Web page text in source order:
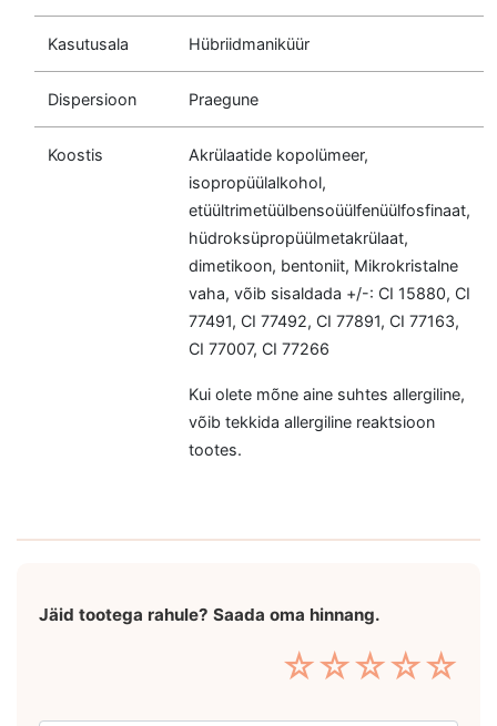
Kasutusala Hübriidmaniküür
Dispersioon Praegune
Koostis
Akrülaatide kopolümeer,
isopropüülalkohol,
etüültrimetüülbensoüülfenüülfosfinaat,
hüdroksüpropüülmetakrülaat,
dimetikoon, bentoniit, Mikrokristalne
vaha, võib sisaldada +/-: CI 15880, CI
77491, CI 77492, CI 77891, CI 77163,
CI 77007, CI 77266
Kui olete mõne aine suhtes allergiline,
võib tekkida allergiline reaktsioon
tootes.
Jäid tootega rahule? Saada oma hinnang.
☆
☆
☆
☆
☆